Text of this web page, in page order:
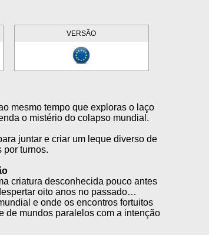
VERSÃO
mesmo tempo que exploras o laço
o mistério do colapso mundial.
juntar e criar um leque diverso de
por turnos.
criatura desconhecida pouco antes
oito anos no passado…
e onde os encontros fortuitos
de mundos paralelos com a intenção